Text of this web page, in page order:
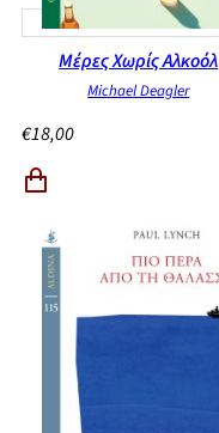
Μέρες Χωρίς Αλκοόλ
Michael Deagler
€18,00